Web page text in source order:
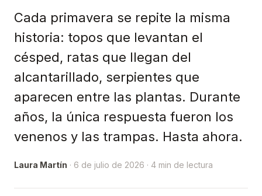
Cada primavera se repite la misma
historia: topos que levantan el
césped, ratas que llegan del
alcantarillado, serpientes que
aparecen entre las plantas. Durante
años, la única respuesta fueron los
venenos y las trampas. Hasta ahora.
Laura Martín · 6 de julio de 2026 · 4 min de lectura